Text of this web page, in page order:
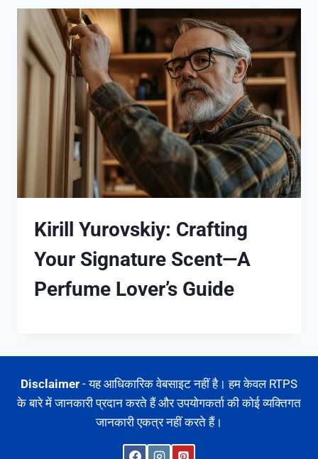
Kirill Yurovskiy: Crafting
Your Signature Scent—A
Perfume Lover’s Guide
Disclaimer - यह आधिकारिक वेबसाइट नहीं है। हम केवल RTPS
के बारे में जानकारी प्रदान करते हैं और उपयोगकर्ता की कोई व्यक्तिगत
जानकारी एकत्र नहीं करते हैं।